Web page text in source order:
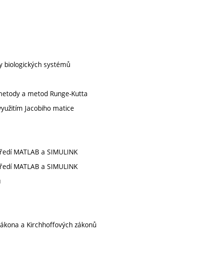
biologických systémů
a metod Runge-Kutta
Jacobiho matice
MATLAB a SIMULINK
MATLAB a SIMULINK
a Kirchhoffových zákonů